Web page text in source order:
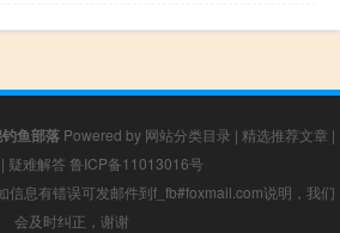
鱼部落Powered by 网站分类目录 | 精选推荐文章 |
| 疑难解答 鲁ICP备11013016号
信息有错误可发邮件到f_fb#foxmail.com说明，我们
会及时纠正，谢谢